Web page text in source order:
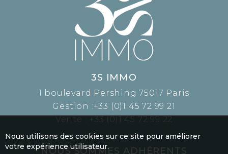
3S IMMO
1 boulevard Pershing 75017 Paris
Gestion :+33 (0)1 45 72 99 21
Vente :+33 (0)1 45 72 99 22
NOUS SOMMES ADHÉRENTS
Nous utilisons des cookies sur ce site pour améliorer
votre expérience utilisateur.